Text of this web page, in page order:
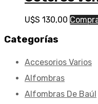
U$S 130,00
Categorías
Accesorios Varios
Alfombras
Alfombras De Baúl